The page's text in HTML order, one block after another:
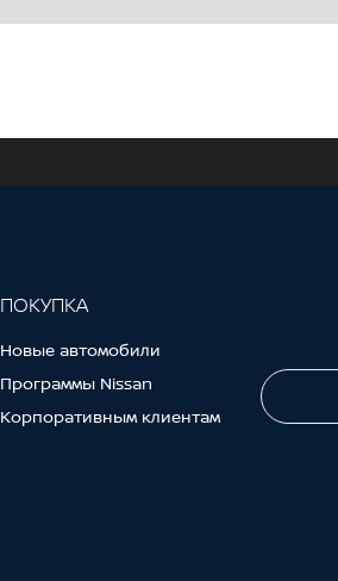
ПОКУПКА
Новые автомобили
Программы Nissan
Корпоративным клиентам